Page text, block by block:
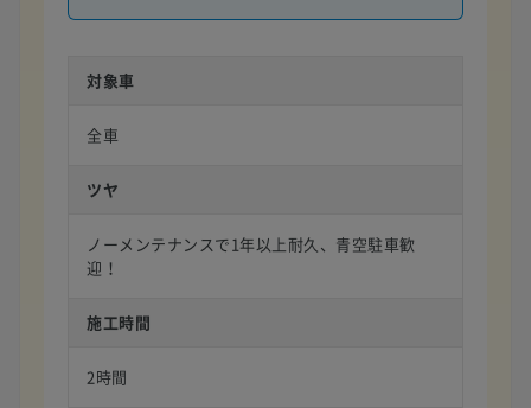
対象車
全車
ツヤ
ノーメンテナンスで1年以上耐久、青空駐車歓
迎！
施工時間
2時間